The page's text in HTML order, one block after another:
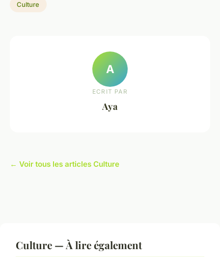
Culture
A
ECRIT PAR
Aya
← Voir tous les articles Culture
Culture — À lire également